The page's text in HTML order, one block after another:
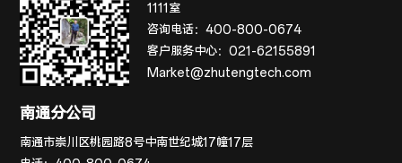
1111室
咨询电话：400-800-0674
客户服务中心：021-62155891
Market@zhutengtech.com
南通分公司
南通市崇川区桃园路8号中南世纪城17幢17层